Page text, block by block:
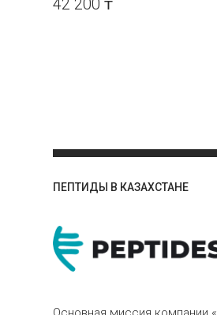
42 200₸
ПЕПТИДЫ В КАЗАХСТАНЕ